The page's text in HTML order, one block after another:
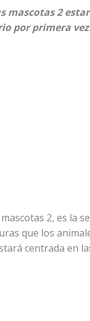
mascotas 2
por primera
2, es la
que los
centrada en